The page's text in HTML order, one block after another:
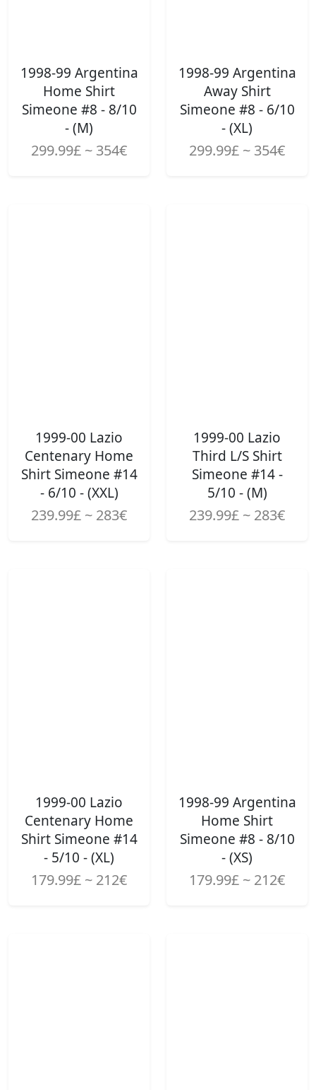
1998-99 Argentina
Home Shirt
Simeone #8 - 8/10
- (M)
299.99£ ~ 354€
1998-99 Argentina
Away Shirt
Simeone #8 - 6/10
- (XL)
299.99£ ~ 354€
1999-00 Lazio
Centenary Home
Shirt Simeone #14
- 6/10 - (XXL)
239.99£ ~ 283€
1999-00 Lazio
Third L/S Shirt
Simeone #14 -
5/10 - (M)
239.99£ ~ 283€
1999-00 Lazio
Centenary Home
Shirt Simeone #14
- 5/10 - (XL)
179.99£ ~ 212€
1998-99 Argentina
Home Shirt
Simeone #8 - 8/10
- (XS)
179.99£ ~ 212€